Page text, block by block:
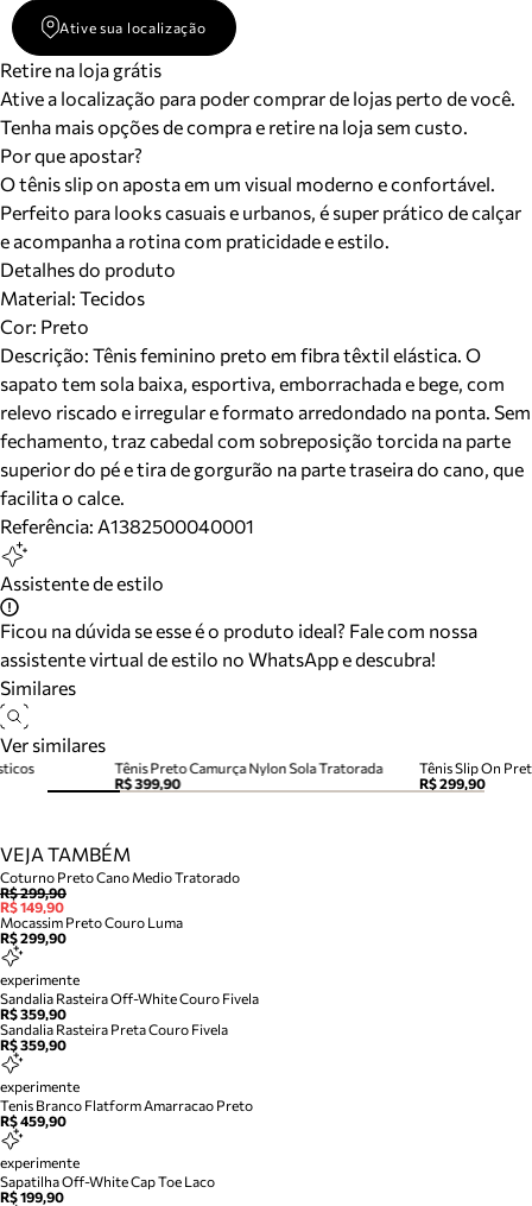
Ative sua localização
Retire na loja grátis
Ative a localização para poder comprar de lojas perto de você.
Tenha mais opções de compra e retire na loja sem custo.
Por que apostar?
O tênis slip on aposta em um visual moderno e confortável.
Perfeito para looks casuais e urbanos, é super prático de calçar
e acompanha a rotina com praticidade e estilo.
Detalhes do produto
Material: Tecidos
Cor: Preto
Descrição: Tênis feminino preto em fibra têxtil elástica. O
sapato tem sola baixa, esportiva, emborrachada e bege, com
relevo riscado e irregular e formato arredondado na ponta. Sem
fechamento, traz cabedal com sobreposição torcida na parte
superior do pé e tira de gorgurão na parte traseira do cano, que
facilita o calce.
Referência: A1382500040001
Assistente de estilo
Ficou na dúvida se esse é o produto ideal? Fale com nossa
assistente virtual de estilo no WhatsApp e descubra!
Similares
Ver similares
Tênis Preto Camurça Nylon Sola Tratorada
R$ 399,90
Tênis Slip On
R$ 299,90
VEJA TAMBÉM
Coturno Preto Cano Medio Tratorado
R$ 299,90
R$ 149,90
Mocassim Preto Couro Luma
R$ 299,90
experimente
Sandalia Rasteira Off-White Couro Fivela
R$ 359,90
Sandalia Rasteira Preta Couro Fivela
R$ 359,90
experimente
Tenis Branco Flatform Amarracao Preto
R$ 459,90
experimente
Sapatilha Off-White Cap Toe Laco
R$ 199,90